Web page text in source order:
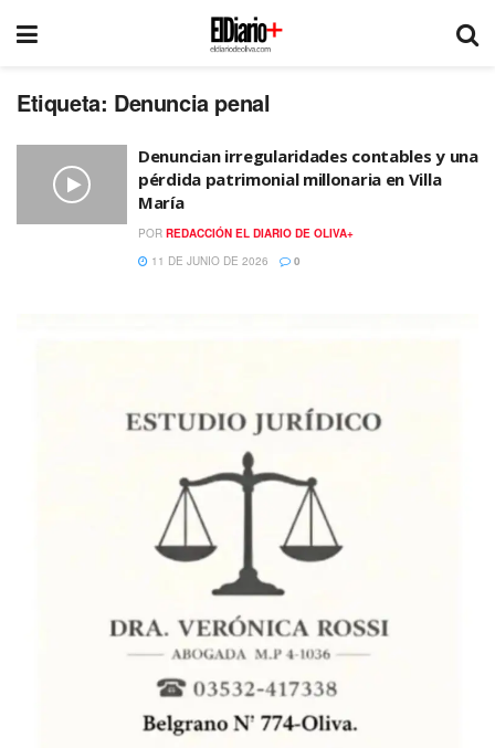
Etiqueta: Denuncia penal
Denuncian irregularidades contables y una
pérdida patrimonial millonaria en Villa
María
POR REDACCIÓN EL DIARIO DE OLIVA+
11 DE JUNIO DE 2026
0